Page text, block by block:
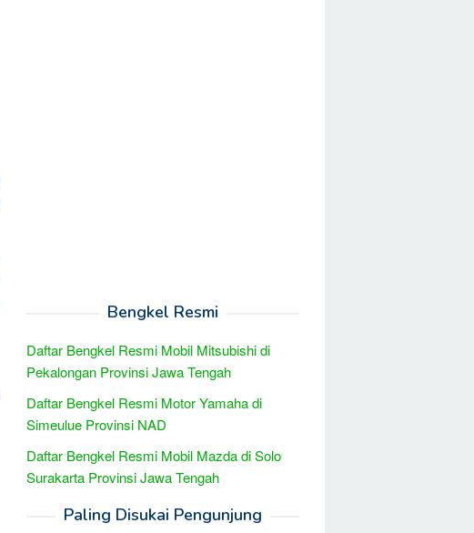
Bengkel Resmi
Daftar Bengkel Resmi Mobil Mitsubishi di
Pekalongan Provinsi Jawa Tengah
Daftar Bengkel Resmi Motor Yamaha di
Simeulue Provinsi NAD
Daftar Bengkel Resmi Mobil Mazda di Solo
Surakarta Provinsi Jawa Tengah
Paling Disukai Pengunjung